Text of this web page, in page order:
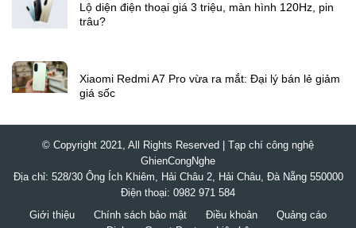
Lộ diện điện thoại giá 3 triệu, màn hình 120Hz, pin
trâu?
Xiaomi Redmi A7 Pro vừa ra mắt: Đại lý bán lẻ giảm
giá sốc
© Copyright 2021, All Rights Reserved | Tạp chí công nghệ
GhienCongNghe
Địa chỉ: 528/30 Ông Ích Khiêm, Hải Châu 2, Hải Châu, Đà Nẵng 550000
Điện thoại: 0982 971 584
Giới thiệu
Chính sách bảo mật Điều khoản
Quảng cáo